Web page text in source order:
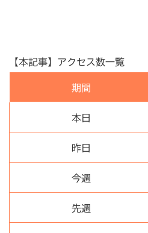
【本記事】アクセス数一覧
期間
本日
昨日
今週
先週